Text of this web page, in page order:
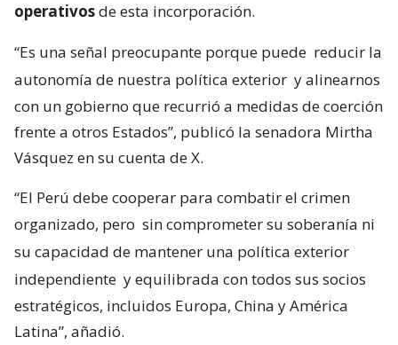
operativosde esta incorporación.
“Es una señal preocupante porque puede reducir la
autonomía de nuestra política exterior y alinearnos
con un gobierno que recurrió a medidas de coerción
frente a otros Estados”, publicó la senadora Mirtha
Vásquez en su cuenta de X.
“El Perú debe cooperar para combatir el crimen
organizado, pero sin comprometer su soberanía ni
su capacidad de mantener una política exterior
independiente y equilibrada con todos sus socios
estratégicos, incluidos Europa, China y América
Latina”, añadió.